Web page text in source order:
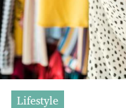
Lifestyle